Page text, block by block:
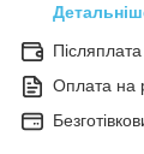
Післяплата
Оплата на